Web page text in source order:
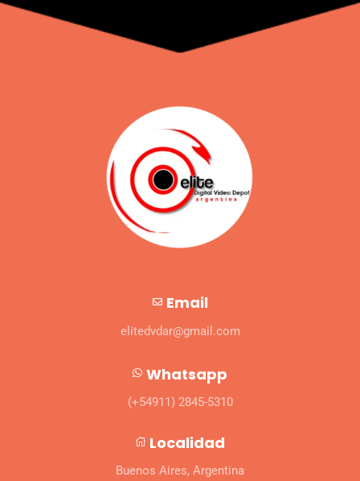
Email
elitedvdar@gmail.com
Whatsapp
(+54911) 2845-5310
Localidad
Buenos Aires, Argentina